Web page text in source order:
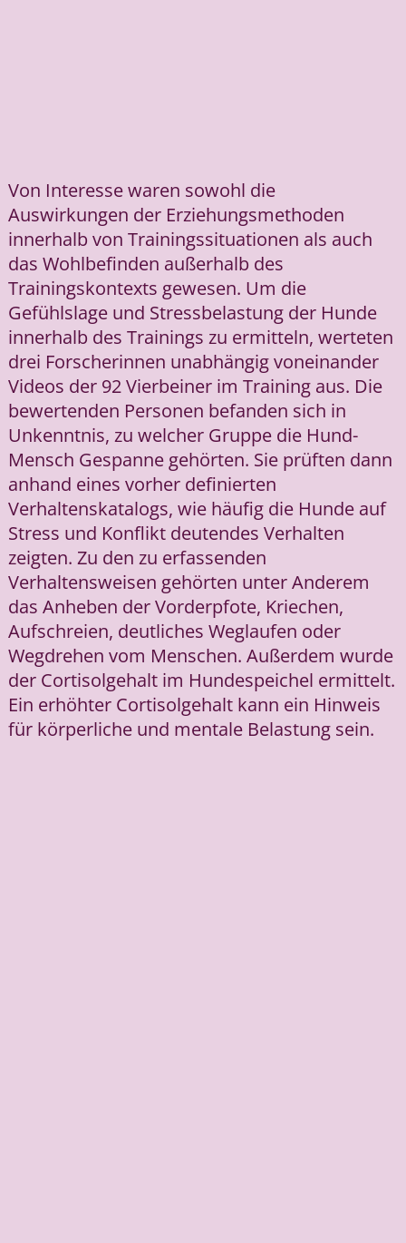
Von Interesse waren sowohl die
Auswirkungen der Erziehungsmethoden
innerhalb von Trainingssituationen als auch
das Wohlbefinden außerhalb des
Trainingskontexts gewesen. Um die
Gefühlslage und Stressbelastung der Hunde
innerhalb des Trainings zu ermitteln, werteten
drei Forscherinnen unabhängig voneinander
Videos der 92 Vierbeiner im Training aus. Die
bewertenden Personen befanden sich in
Unkenntnis, zu welcher Gruppe die Hund-
Mensch Gespanne gehörten. Sie prüften dann
anhand eines vorher definierten
Verhaltenskatalogs, wie häufig die Hunde auf
Stress und Konflikt deutendes Verhalten
zeigten. Zu den zu erfassenden
Verhaltensweisen gehörten unter Anderem
das Anheben der Vorderpfote, Kriechen,
Aufschreien, deutliches Weglaufen oder
Wegdrehen vom Menschen. Außerdem wurde
der Cortisolgehalt im Hundespeichel ermittelt.
Ein erhöhter Cortisolgehalt kann ein Hinweis
für körperliche und mentale Belastung sein.